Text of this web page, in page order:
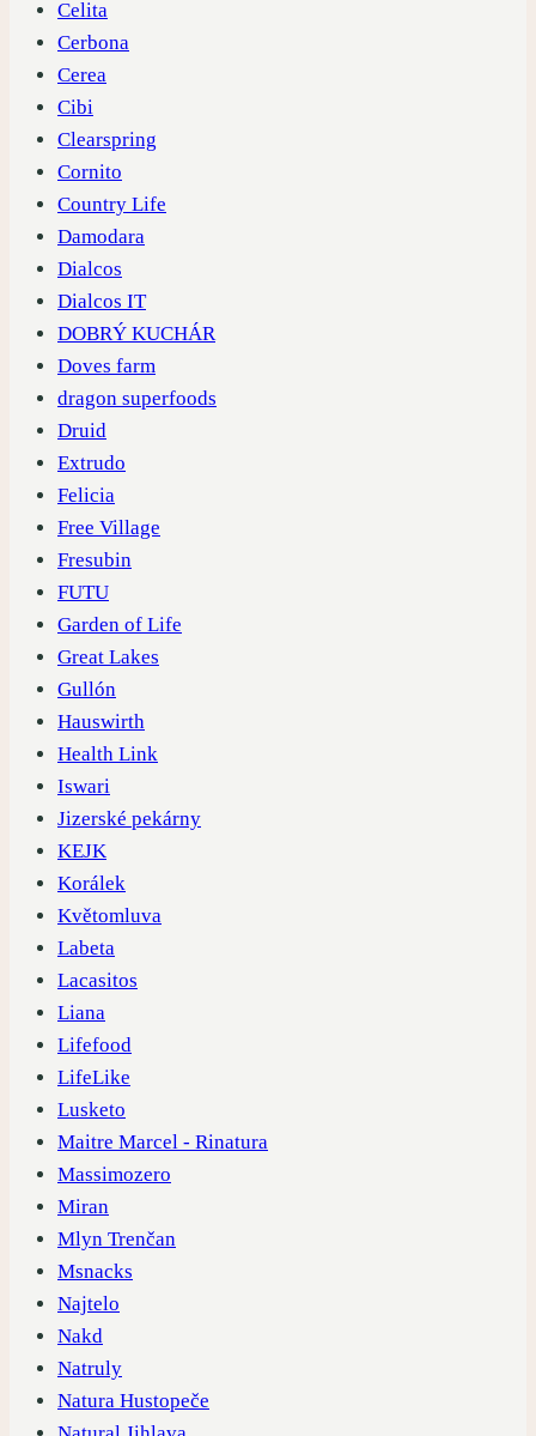
Celita
Cerbona
Cerea
Cibi
Clearspring
Cornito
Country Life
Damodara
Dialcos
Dialcos IT
DOBRÝ KUCHÁR
Doves farm
dragon superfoods
Druid
Extrudo
Felicia
Free Village
Fresubin
FUTU
Garden of Life
Great Lakes
Gullón
Hauswirth
Health Link
Iswari
Jizerské pekárny
KEJK
Korálek
Květomluva
Labeta
Lacasitos
Liana
Lifefood
LifeLike
Lusketo
Maitre Marcel - Rinatura
Massimozero
Miran
Mlyn Trenčan
Msnacks
Najtelo
Nakd
Natruly
Natura Hustopeče